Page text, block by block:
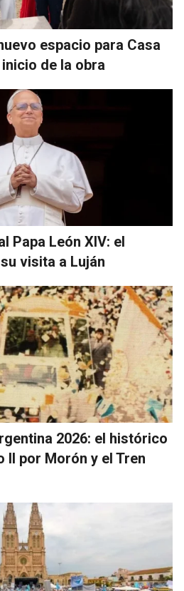
espacio para Casa
de la obra
Papa León XIV: el
visita a Luján
2026: el histórico
II por Morón y el Tren